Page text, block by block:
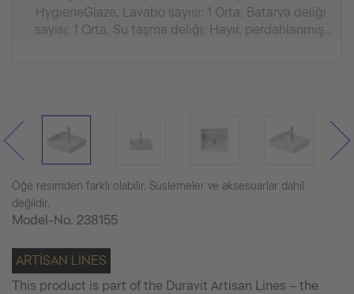
HygieneGlaze, Lavabo sayısı: 1 Orta, Batarya deliği
sayısı: 1 Orta, Su taşma deliği: Hayır, perdahlanmış,
Öğe resimden farklı olabilir. Süslemeler ve aksesuarlar dahil
değildir.
Model-No. 238155
ARTISAN LINES
This product is part of the Duravit Artisan Lines – the